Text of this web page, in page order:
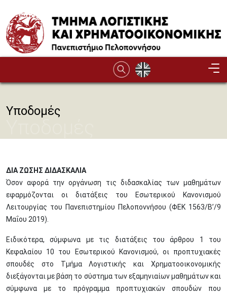
Υποδομές
ΔΙΑ ΖΩΣΗΣ ΔΙΔΑΣΚΑΛΙΑ
Όσον αφορά την οργάνωση τις διδασκαλίας των μαθημάτων
εφαρμόζονται οι διατάξεις του Εσωτερικού Κανονισμού
Λειτουργίας του Πανεπιστημίου Πελοποννήσου (ΦΕΚ 1563/Β’/9
Μαΐου 2019).
Ειδικότερα, σύμφωνα με τις διατάξεις του άρθρου 1 του
Κεφαλαίου 10 του Εσωτερικού Κανονισμού, οι προπτυχιακές
σπουδές στο Τμήμα Λογιστικής και Χρηματοοικονομικής
διεξάγονται με βάση το σύστημα των εξαμηνιαίων μαθημάτων και
σύμφωνα με το πρόγραμμα προπτυχιακών σπουδών που